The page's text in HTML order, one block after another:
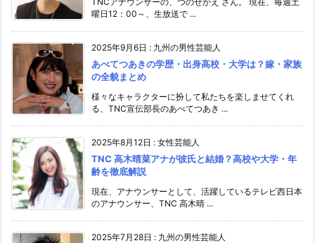
曜日12：00～、生放送で ...
2025年9月6日 : 九州の男性芸能人
あべてつあきの学歴・出身高校・大学は？嫁・家族
の全貌まとめ
様々なキャラクターに扮して私たちを楽しませてくれ
る、TNC宣伝部長のあべてつあき ...
2025年8月12日 : 女性芸能人
TNC 高木晴菜アナが彼氏と結婚？高校や大学・年
齢を徹底解説
現在、アナウンサーとして、活躍しているテレビ西日本
のアナウンサー、TNC 高木晴 ...
2025年7月28日 : 九州の男性芸能人